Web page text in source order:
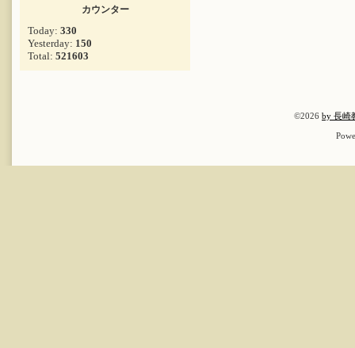
カウンター
Today: 330
Yesterday: 150
Total: 521603
©2026 by 長崎